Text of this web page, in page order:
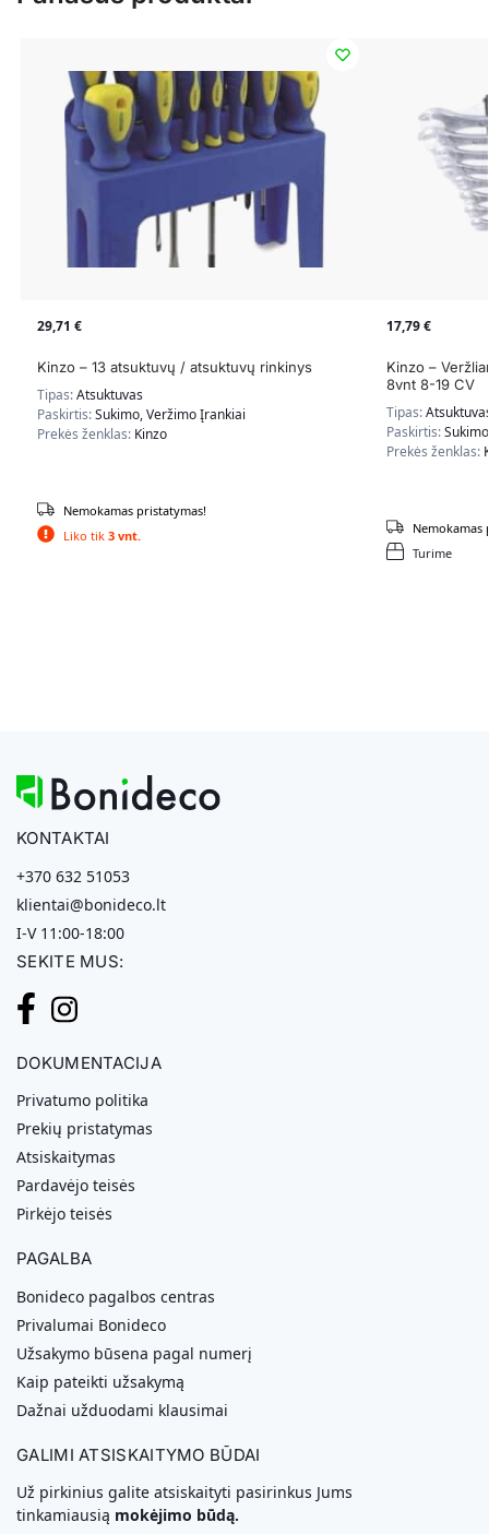
29,71 €
Kinzo – 13 atsuktuvų / atsuktuvų rinkinys
Tipas:Atsuktuvas
Paskirtis:Sukimo, Veržimo Įrankiai
Prekės ženklas: Kinzo
Liko tik 3 vnt.
Nemokamas pristatymas!
17,79€
Kinzo –
8vnt 8-19 CV
Tipas:
Paskirtis:
Prekės ženklas:
Turime
Nemokamas
KONTAKTAI
+370 632 51053
klientai@bonideco.lt
I-V 11:00-18:00
SEKITE MUS:
DOKUMENTACIJA
Privatumo politika
Prekių pristatymas
Atsiskaitymas
Pardavėjo teisės
Pirkėjo teisės
PAGALBA
Bonideco pagalbos centras
Privalumai Bonideco
Užsakymo būsena pagal numerį
Kaip pateikti užsakymą
Dažnai užduodami klausimai
GALIMI ATSISKAITYMO BŪDAI
Už pirkinius galite atsiskaityti pasirinkus Jums
tinkamiausią mokėjimo būdą.